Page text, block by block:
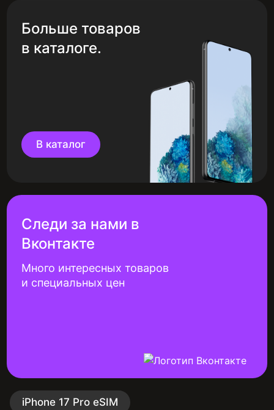
Больше товаров
в каталоге.
В каталог
Следи за нами в
Вконтакте
Много интересных товаров
и специальных цен
iPhone 17 Pro eSIM